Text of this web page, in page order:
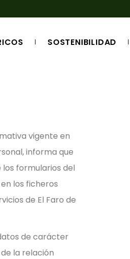
SOSTENIBILIDAD
vigente en
informa que
formularios del
los ficheros
de El Faro de
de carácter
la relación